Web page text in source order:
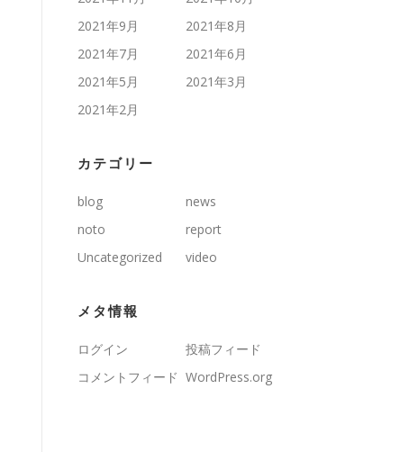
2021年9月
2021年8月
2021年7月
2021年6月
2021年5月
2021年3月
2021年2月
カテゴリー
blog
news
noto
report
Uncategorized
video
メタ情報
ログイン
投稿フィード
コメントフィード WordPress.org